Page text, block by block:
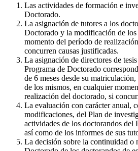
Las actividades de formación e
Doctorado.
La asignación de tutores a los
Doctorado y la modificación de
momento del período de
concurren causas justificadas.
La asignación de directores de
Programa de Doctorado
de 6 meses desde su
de los mismos, en cualquier
realización del doctorado, si
La evaluación con carácter anual,
modificaciones, del Plan de
actividades de los doctorandos del
así como de los informes de sus
La decisión sobre la continuidad o